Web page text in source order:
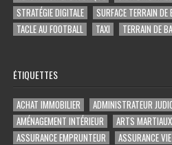
STRATÉGIE DIGITALE
SURFACE TERRAIN DE
TACLE AU FOOTBALL
TAXI TERRAIN DE
ÉTIQUETTES
ACHAT IMMOBILIER
ADMINISTRATEUR
AMÉNAGEMENT INTÉRIEUR
ARTS MARTIAUX
ASSURANCE EMPRUNTEUR
ASSURANCE VIE